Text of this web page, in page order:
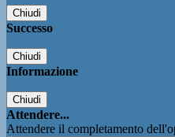
Chiudi
Successo
Chiudi
Informazione
Chiudi
Attendere...
Attendere il completamento